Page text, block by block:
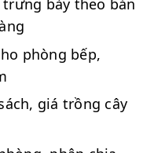
trưng bày theo bản
phòng bếp,
giá trồng cây